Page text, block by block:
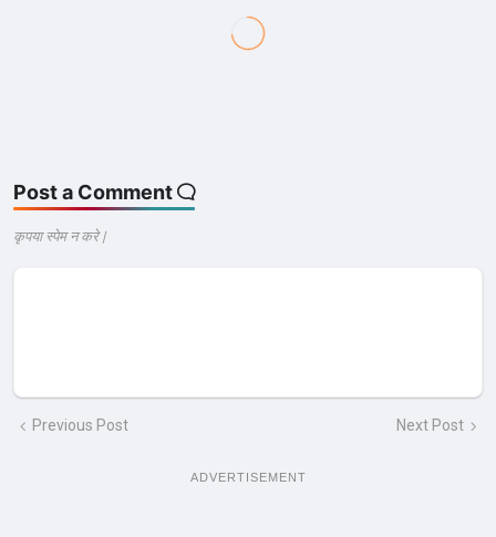
Post a Comment
कृपया स्पेम न करे |
Previous Post Next Post
ADVERTISEMENT